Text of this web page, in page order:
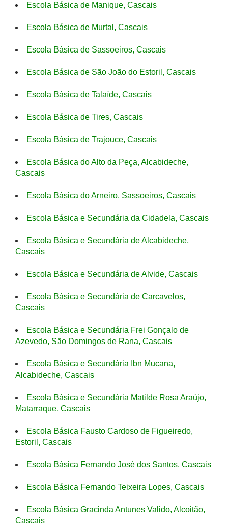
Escola Básica de Manique, Cascais
Escola Básica de Murtal, Cascais
Escola Básica de Sassoeiros, Cascais
Escola Básica de São João do Estoril, Cascais
Escola Básica de Talaíde, Cascais
Escola Básica de Tires, Cascais
Escola Básica de Trajouce, Cascais
Escola Básica do Alto da Peça, Alcabideche,
Cascais
Escola Básica do Arneiro, Sassoeiros, Cascais
Escola Básica e Secundária da Cidadela, Cascais
Escola Básica e Secundária de Alcabideche,
Cascais
Escola Básica e Secundária de Alvide, Cascais
Escola Básica e Secundária de Carcavelos,
Cascais
Escola Básica e Secundária Frei Gonçalo de
Azevedo, São Domingos de Rana, Cascais
Escola Básica e Secundária Ibn Mucana,
Alcabideche, Cascais
Escola Básica e Secundária Matilde Rosa Araújo,
Matarraque, Cascais
Escola Básica Fausto Cardoso de Figueiredo,
Estoril, Cascais
Escola Básica Fernando José dos Santos, Cascais
Escola Básica Fernando Teixeira Lopes, Cascais
Escola Básica Gracinda Antunes Valido, Alcoitão,
Cascais